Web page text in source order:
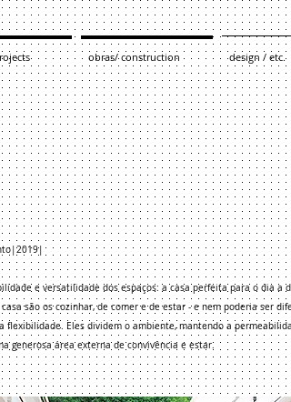
obras/ construction design / etc.
e versatilidade dos espaços: a casa perfeita para o dia a
são os cozinhar, de comer e de estar - e nem poderia ser
flexibilidade. Eles dividem o ambiente, mantendo a
generosa área externa de convivência e estar.